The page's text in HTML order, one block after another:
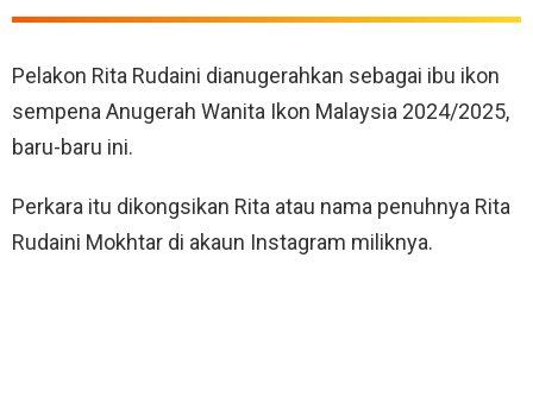
Pelakon Rita Rudaini dianugerahkan sebagai ibu ikon
sempena Anugerah Wanita Ikon Malaysia 2024/2025,
baru-baru ini.
Perkara itu dikongsikan Rita atau nama penuhnya Rita
Rudaini Mokhtar di akaun Instagram miliknya.